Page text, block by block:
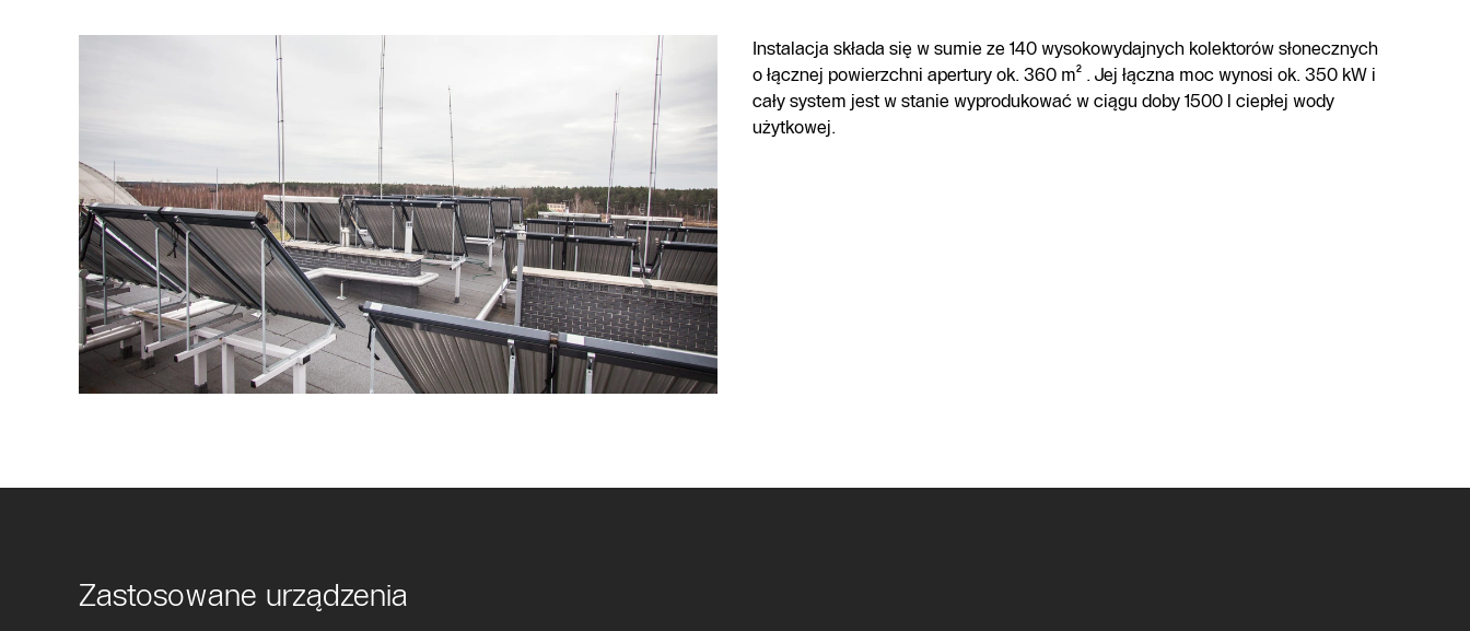
Instalacja składa się w sumie ze 140 wysokowydajnych kolektorów słonecznych
o łącznej powierzchni apertury ok. 360 m² . Jej łączna moc wynosi ok. 350 kW i
cały system jest w stanie wyprodukować w ciągu doby 1500 l ciepłej wody
użytkowej.
Zastosowane urządzenia
Autoryzowanego